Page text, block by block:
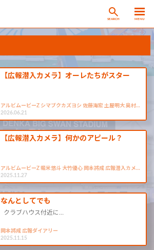
SEARCH MENU
【広報潜入カメラ】オーレたちがスター
アルビムービーZ シマブクカズヨシ 佐藤海宏 土屋明大 奥村…
2026.06.21
【広報潜入カメラ】何かのアピール？
アルビムービーZ 堀米悠斗 大竹優心 岡本將成 広報潜入カメ…
2025.11.27
なんとしてでも
クラブハウス付近に…
岡本將成 広報ダイアリー
2025.11.15